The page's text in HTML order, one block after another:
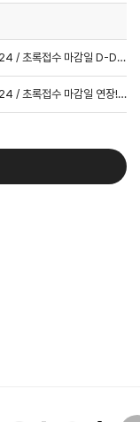
[한국지질동맥경화학회] SoLA 2024 / 초록접수 마감일 D-Day !!
[한국지질동맥경화학회] SoLA 2024 / 초록접수 마감일 연장! (*마감일: 3월 3일(일))